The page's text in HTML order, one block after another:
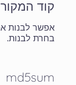
קוד המקור
בחרת לבנות.
md5sum